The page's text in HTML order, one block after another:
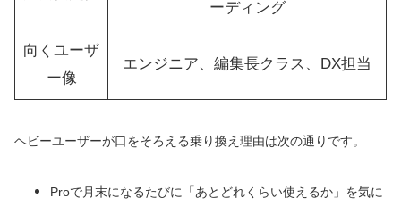
ーディング
向くユーザ
ー像
エンジニア、編集長クラス、DX担当
ヘビーユーザーが口をそろえる乗り換え理由は次の通りです。
Proで月末になるたびに「あとどれくらい使えるか」を気に